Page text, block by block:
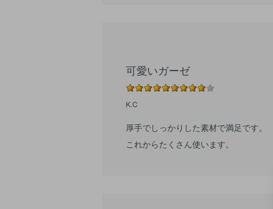
可愛いガーゼ
K.C
厚手でしっかりした素材で満足です。
これからたくさん使います。